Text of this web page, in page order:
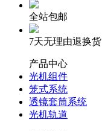
全站包邮
7天无理由退换货
产品中心
光机组件
笼式系统
透镜套筒系统
光机轨道